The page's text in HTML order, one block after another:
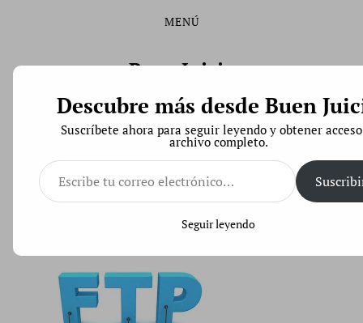
principal
MENÚ
Buen Juicio
Derecho de Código Abierto
Acceder remotamente a un servidor FTP con la
Descubre más desde Buen
Suscríbete ahora para seguir leyendo y obtener
archivo completo.
Escribe
tu
correo
electrónico…
Seguir leyendo